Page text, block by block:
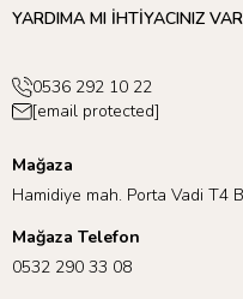
YARDIMA MI İHTİYACINIZ
0536 292 10 22
[email protected]
Mağaza
Hamidiye mah. Porta Vadi T4
Mağaza Telefon
0532 290 33 08